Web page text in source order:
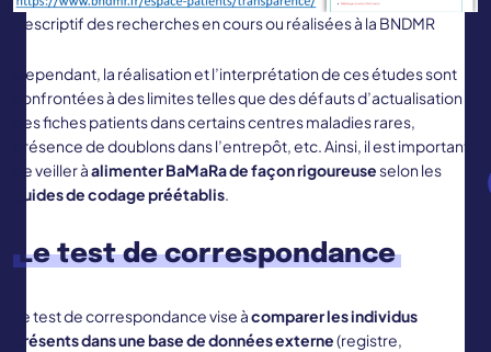
Descriptif des recherches en cours ou réalisées à la BNDMR
Cependant, la réalisation et l’interprétation de ces études sont
confrontées à des limites telles que des défauts d’actualisation
des fiches patients dans certains centres maladies rares,
présence de doublons dans l’entrepôt, etc. Ainsi, il est important
de veiller àalimenter BaMaRa de façon rigoureuseselon les
guides de codage préétablis.
Le test de correspondance
Le test de correspondance vise àcomparer les individus
présents dans une base de données externe(registre,